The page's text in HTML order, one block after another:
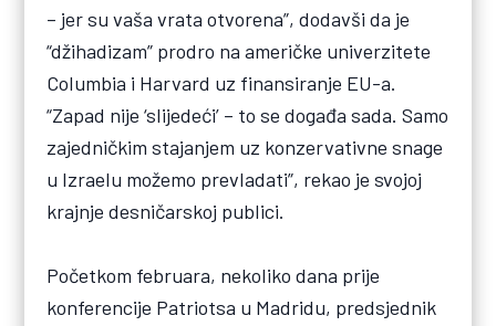
– jer su vaša vrata otvorena”, dodavši da je
“džihadizam” prodro na američke univerzitete
Columbia i Harvard uz finansiranje EU-a.
“Zapad nije ‘slijedeći’ – to se događa sada. Samo
zajedničkim stajanjem uz konzervativne snage
u Izraelu možemo prevladati”, rekao je svojoj
krajnje desničarskoj publici.
Početkom februara, nekoliko dana prije
konferencije Patriotsa u Madridu, predsjednik